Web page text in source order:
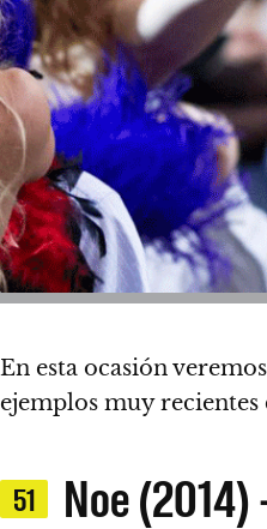
En esta ocasión
ejemplos muy recientes
51 Noe